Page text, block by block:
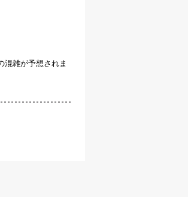
混雑が予想されま